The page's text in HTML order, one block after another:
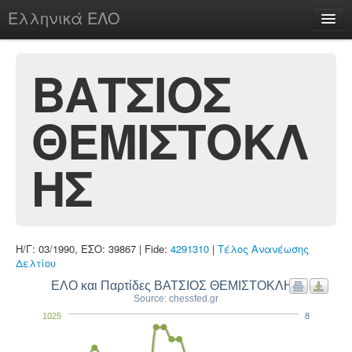
Ελληνικά ΕΛΟ
chesstu.be @ discord
Login
ΒΑΤΣΙΟΣ
ΘΕΜΙΣΤΟΚΛ
ΗΣ
Η/Γ: 03/1990, ΕΣΟ: 39867 | Fide: 4291310 | Τέλος Ανανέωσης
Δελτίου
ΕΛΟ και Παρτίδες ΒΑΤΣΙΟΣ ΘΕΜΙΣΤΟΚΛΗΣ
Source: chessfed.gr
1025 8